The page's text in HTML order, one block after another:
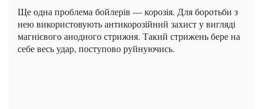
Ще одна проблема бойлерів — корозія. Для боротьби з
нею використовують антикорозійний захист у вигляді
магнієвого анодного стрижня. Такий стрижень бере на
себе весь удар, поступово руйнуючись.